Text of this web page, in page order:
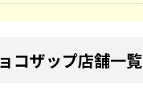
コザップ店舗一覧